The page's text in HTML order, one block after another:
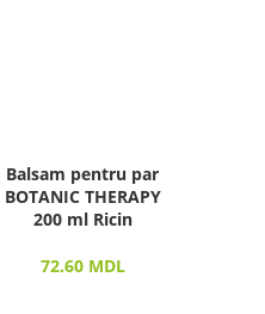
Balsam pentru par
BOTANIC THERAPY
200 ml Ricin
72.60 MDL